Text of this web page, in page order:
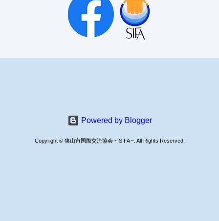
Powered by Blogger
Copyright © 狭山市国際交流協会 ~ SIFA ~. All Rights Reserved.